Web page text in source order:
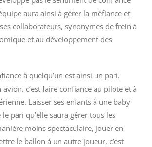
aura ainsi à gérer la méfiance et
collaborateurs, synonymes de frein à
et au développement des
à quelqu’un est ainsi un pari.
c’est faire confiance au pilote et à
Laisser ses enfants à une baby-
le pari qu’elle saura gérer tous les
moins spectaculaire, jouer en
le ballon à un autre joueur, c’est